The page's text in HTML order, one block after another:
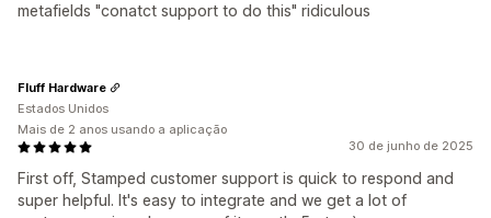
metafields "conatct support to do this" ridiculous
30 de junho de 2025
First off, Stamped customer support is quick to respond and
super helpful. It's easy to integrate and we get a lot of
Fluff Hardware
Estados Unidos
Mais de 2 anos usando a aplicação